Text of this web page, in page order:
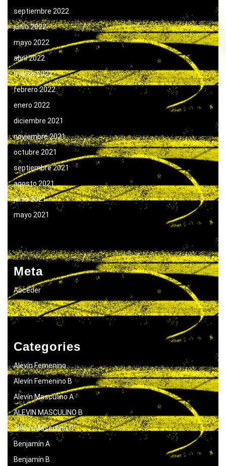
septiembre 2022
junio 2022
mayo 2022
abril 2022
marzo 2022
febrero 2022
enero 2022
diciembre 2021
noviembre 2021
octubre 2021
septiembre 2021
agosto 2021
junio 2021
mayo 2021
Meta
Acceder
Categories
Alevín Femenino
Alevín Femenino B
Alevín Masculino A
ALEVIN MASCULINO B
Alevín Masculino C
Benjamín A
Benjamín B